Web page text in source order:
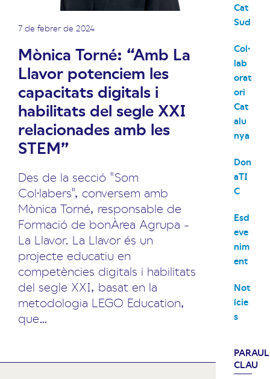
7 de febrer de 2024
Mònica Torné: “Amb La
Llavor potenciem les
capacitats digitals i
habilitats del segle XXI
relacionades amb les
STEM”
Des de la secció "Som
Col·labers", conversem amb
Mònica Torné, responsable de
Formació de bonÀrea Agrupa -
La Llavor. La Llavor és un
projecte educatiu en
competències digitals i habilitats
del segle XXI, basat en la
metodologia LEGO Education,
que…
Cat
Sud
Col·
lab
orat
ori
Cat
alu
nya
Don
aTI
C
Esd
eve
nim
ent
Not
ície
s
CLAU